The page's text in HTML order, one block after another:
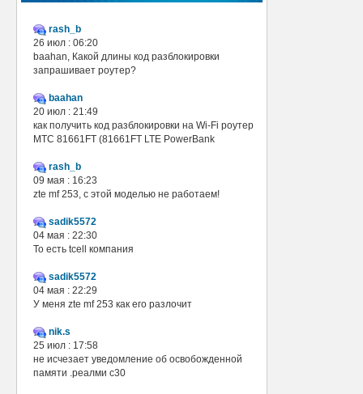
rash_b
26 июл : 06:20
baahan, Какой длины код разблокировки
запрашивает роутер?
baahan
20 июл : 21:49
как получить код разблокировки на Wi-Fi роутер
МТС 81661FT (81661FT LTE PowerBank
rash_b
09 мая : 16:23
zte mf 253, с этой моделью не работаем!
sadik5572
04 мая : 22:30
То есть tcell компания
sadik5572
04 мая : 22:29
У меня zte mf 253 как его разлочит
nik.s
25 июл : 17:58
не исчезает уведомление об освобожденной
памяти .реалми с30